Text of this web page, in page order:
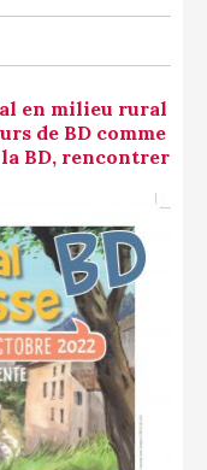
LA COPIE PRIVÉE
PRIVÉE
RAPPORT 2019 DE L’ACTION
CONTACTS
en milieu rural
de BD comme
BD, rencontrer